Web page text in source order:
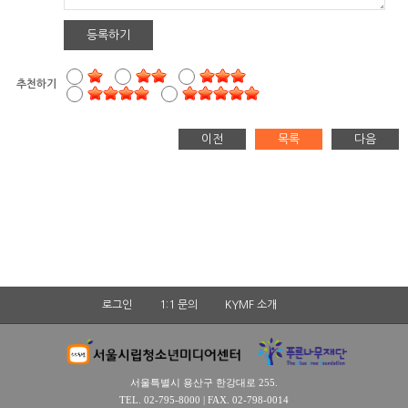
등록하기
추천하기
이전 목록 다음
로그인 1:1 문의 KYMF 소개
서울특별시 용산구 한강대로 255.
TEL. 02-795-8000 | FAX. 02-798-0014